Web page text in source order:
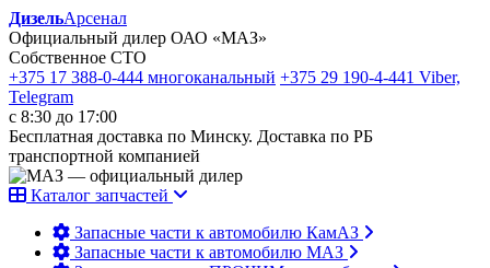
ДизельАрсенал
Официальный дилер ОАО «МАЗ»
Собственное СТО
+375 17 388-0-444 многоканальный +375 29 190-4-441 Viber,
Telegram
с 8:30 до 17:00
Бесплатная доставка по Минску. Доставка по РБ
транспортной компанией
Каталог запчастей
Запасные части к автомобилю КамАЗ
Запасные части к автомобилю МАЗ